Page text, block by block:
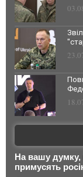
На вашу думку,
примусять